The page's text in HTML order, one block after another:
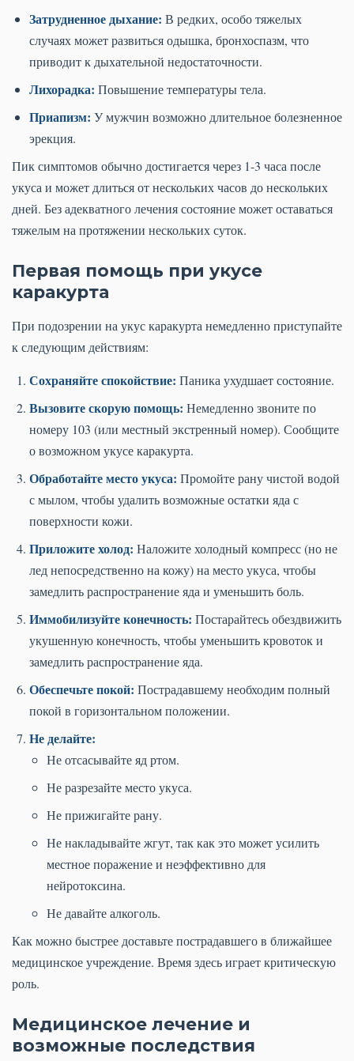
Затрудненное дыхание: В редких, особо тяжелых
случаях может развиться одышка, бронхоспазм, что
приводит к дыхательной недостаточности.
Лихорадка: Повышение температуры тела.
Приапизм: У мужчин возможно длительное болезненное
эрекция.
Пик симптомов обычно достигается через 1-3 часа после
укуса и может длиться от нескольких часов до нескольких
дней. Без адекватного лечения состояние может оставаться
тяжелым на протяжении нескольких суток.
Первая помощь при укусе
каракурта
При подозрении на укус каракурта немедленно приступайте
к следующим действиям:
Сохраняйте спокойствие: Паника ухудшает состояние.
Вызовите скорую помощь: Немедленно звоните по
номеру 103 (или местный экстренный номер). Сообщите
о возможном укусе каракурта.
Обработайте место укуса: Промойте рану чистой водой
с мылом, чтобы удалить возможные остатки яда с
поверхности кожи.
Приложите холод: Наложите холодный компресс (но не
лед непосредственно на кожу) на место укуса, чтобы
замедлить распространение яда и уменьшить боль.
Иммобилизуйте конечность: Постарайтесь обездвижить
укушенную конечность, чтобы уменьшить кровоток и
замедлить распространение яда.
Обеспечьте покой: Пострадавшему необходим полный
покой в горизонтальном положении.
Не делайте:
Не отсасывайте яд ртом.
Не разрезайте место укуса.
Не прижигайте рану.
Не накладывайте жгут, так как это может усилить
местное поражение и неэффективно для
нейротоксина.
Не давайте алкоголь.
Как можно быстрее доставьте пострадавшего в ближайшее
медицинское учреждение. Время здесь играет критическую
роль.
Медицинское лечение и
возможные последствия